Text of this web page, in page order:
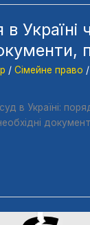
Україні
/Сімейне право
в Україні: